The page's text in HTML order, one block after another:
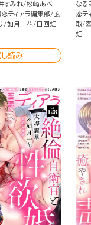
すみれ
松崎あべ
恋ティアラ編集部
玄
如月一花 日回畑
読み
なる
恋テ
取
畑